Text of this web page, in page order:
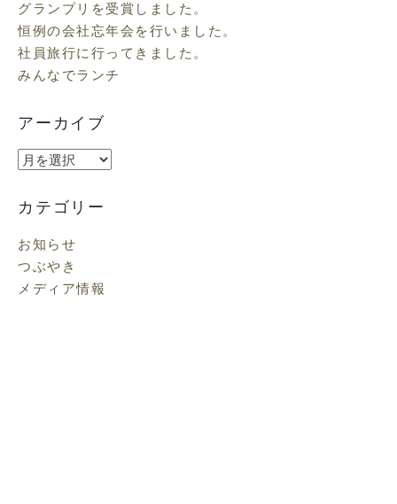
グランプリを受賞しました。
恒例の会社忘年会を行いました。
社員旅行に行ってきました。
みんなでランチ
アーカイブ
ア
カ
ブ
カテゴリー
お知らせ
つぶやき
メディア情報